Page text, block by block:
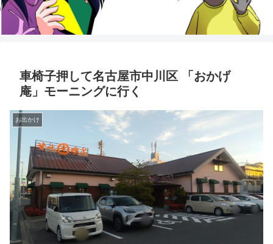
車椅子押して名古屋市中川区 「おかげ
庵」モーニングに行く
お出かけ